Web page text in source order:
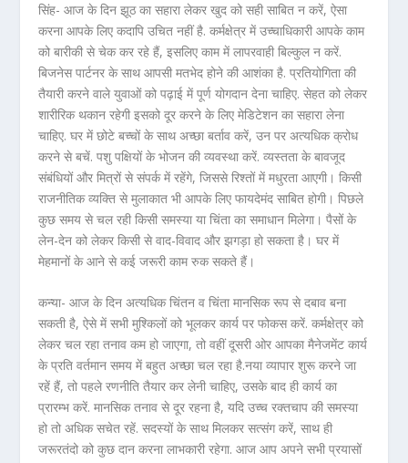
सिंह- आज के दिन झूठ का सहारा लेकर खुद को सही साबित न करें, ऐसा
करना आपके लिए कदापि उचित नहीं है. कर्मक्षेत्र में उच्चाधिकारी आपके काम
को बारीकी से चेक कर रहे हैं, इसलिए काम में लापरवाही बिल्कुल न करें.
बिजनेस पार्टनर के साथ आपसी मतभेद होने की आशंका है. प्रतियोगिता की
तैयारी करने वाले युवाओं को पढ़ाई में पूर्ण योगदान देना चाहिए. सेहत को लेकर
शारीरिक थकान रहेगी इसको दूर करने के लिए मेडिटेशन का सहारा लेना
चाहिए. घर में छोटे बच्चों के साथ अच्छा बर्ताव करें, उन पर अत्यधिक क्रोध
करने से बचें. पशु पक्षियों के भोजन की व्यवस्था करें. व्यस्तता के बावजूद
संबंधियों और मित्रों से संपर्क में रहेंगे, जिससे रिश्तों में मधुरता आएगी। किसी
राजनीतिक व्यक्ति से मुलाकात भी आपके लिए फायदेमंद साबित होगी। पिछले
कुछ समय से चल रही किसी समस्या या चिंता का समाधान मिलेगा। पैसों के
लेन-देन को लेकर किसी से वाद-विवाद और झगड़ा हो सकता है। घर में
मेहमानों के आने से कई जरूरी काम रुक सकते हैं।
कन्या- आज के दिन अत्यधिक चिंतन व चिंता मानसिक रूप से दबाव बना
सकती है, ऐसे में सभी मुश्किलों को भूलकर कार्य पर फोकस करें. कर्मक्षेत्र को
लेकर चल रहा तनाव कम हो जाएगा, तो वहीं दूसरी ओर आपका मैनेजमेंट कार्य
के प्रति वर्तमान समय में बहुत अच्छा चल रहा है.नया व्यापार शुरू करने जा
रहें हैं, तो पहले रणनीति तैयार कर लेनी चाहिए, उसके बाद ही कार्य का
प्रारम्भ करें. मानसिक तनाव से दूर रहना है, यदि उच्च रक्तचाप की समस्या
हो तो अधिक सचेत रहें. सदस्यों के साथ मिलकर सत्संग करें, साथ ही
जरूरतंदो को कुछ दान करना लाभकारी रहेगा. आज आप अपने सभी प्रयासों